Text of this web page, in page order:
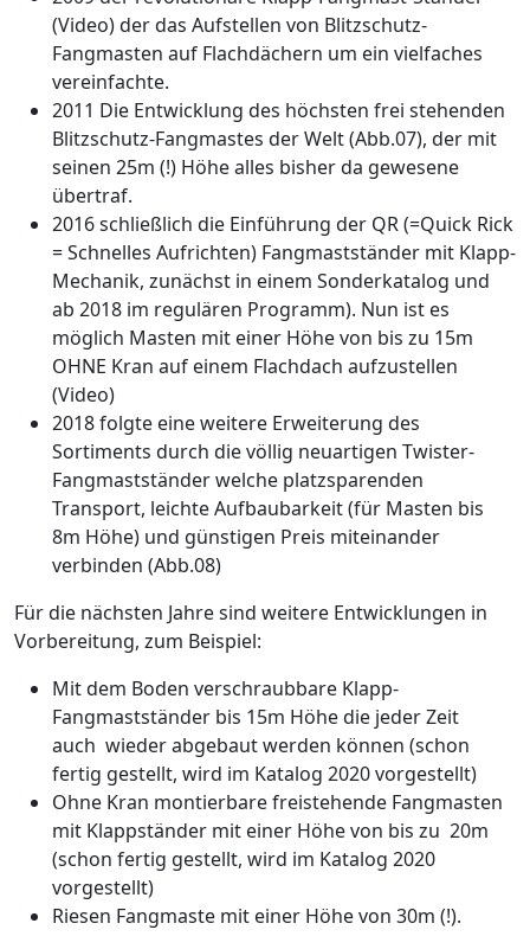
(Video) der das Aufstellen von Blitzschutz-
Fangmasten auf Flachdächern um ein vielfaches
vereinfachte.
2011 Die Entwicklung des höchsten frei stehenden
Blitzschutz-Fangmastes der Welt (Abb.07), der mit
seinen 25m (!) Höhe alles bisher da gewesene
übertraf.
2016 schließlich die Einführung der QR (=Quick Rick
= Schnelles Aufrichten) Fangmastständer mit Klapp-
Mechanik, zunächst in einem Sonderkatalog und
ab 2018 im regulären Programm). Nun ist es
möglich Masten mit einer Höhe von bis zu 15m
OHNE Kran auf einem Flachdach aufzustellen
(Video)
2018 folgte eine weitere Erweiterung des
Sortiments durch die völlig neuartigen Twister-
Fangmastständer welche platzsparenden
Transport, leichte Aufbaubarkeit (für Masten bis
8m Höhe) und günstigen Preis miteinander
verbinden (Abb.08)
Für die nächsten Jahre sind weitere Entwicklungen in
Vorbereitung, zum Beispiel:
Mit dem Boden verschraubbare Klapp-
Fangmastständer bis 15m Höhe die jeder Zeit
auch wieder abgebaut werden können (schon
fertig gestellt, wird im Katalog 2020 vorgestellt)
Ohne Kran montierbare freistehende Fangmasten
mit Klappständer mit einer Höhe von bis zu 20m
(schon fertig gestellt, wird im Katalog 2020
vorgestellt)
Riesen Fangmaste mit einer Höhe von 30m (!).